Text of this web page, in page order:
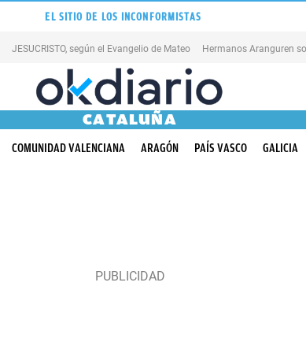
EL SITIO DE LOS INCONFORMISTAS
JESUCRISTO, según el Evangelio de Mateo Hermanos Aranguren
CATALUÑA
COMUNIDAD VALENCIANA ARAGÓN PAÍS VASCO GALICIA